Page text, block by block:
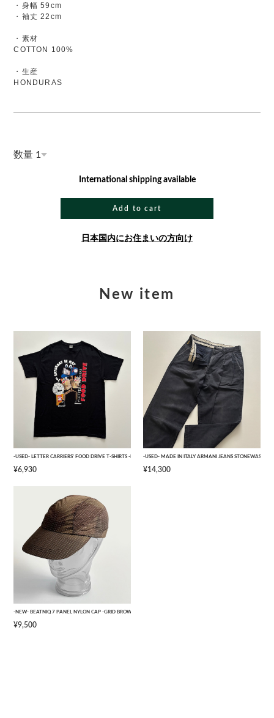
・身幅 59cm
・袖丈 22cm
・素材
COTTON 100%
・生産
HONDURAS
数量
International shipping available
Add to cart
日本国内にお住まいの方向け
New item
-USED- LETTER CARRIERS' FOOD DRIVE T-SHIRTS -BLACK- [L]
¥6,930
-USED- MADE IN ITALY ARMANI JEANS
¥14,300
-NEW- BEATNIQ 7 PANEL NYLON CAP -GRID BROWN CAMOUFLAGE- [ONE SIZE]
¥9,500